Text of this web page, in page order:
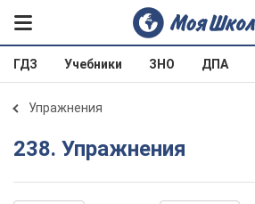
ГДЗ Учебники ЗНО ДПА
Упражнения
238. Упражнения